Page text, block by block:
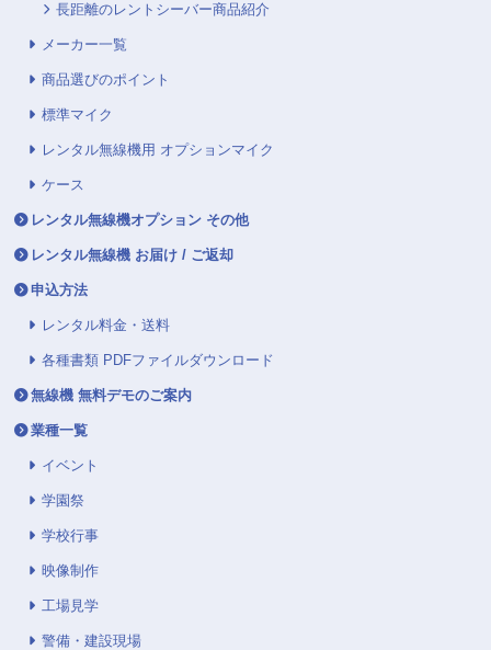
長距離のレントシーバー商品紹介
メーカー一覧
商品選びのポイント
標準マイク
レンタル無線機用 オプションマイク
ケース
レンタル無線機オプション その他
レンタル無線機 お届け / ご返却
申込方法
レンタル料金・送料
各種書類 PDFファイルダウンロード
無線機 無料デモのご案内
業種一覧
イベント
学園祭
学校行事
映像制作
工場見学
警備・建設現場